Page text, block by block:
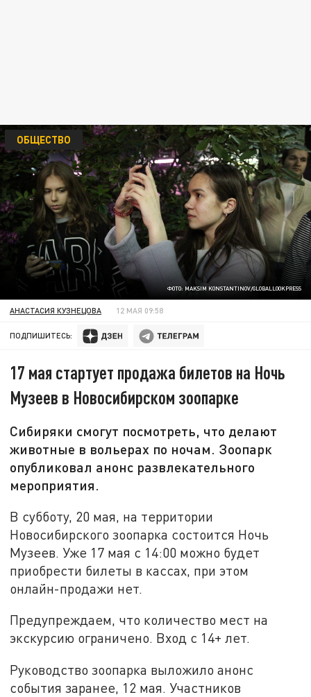
ФОТО: MAKSIM KONSTANTINOV/GLOBALLOOKPRESS
ОБЩЕСТВО
АНАСТАСИЯ КУЗНЕЦОВА 12 МАЯ 09:58
ПОДПИШИТЕСЬ:
17 мая стартует продажа билетов на Ночь
Музеев в Новосибирском зоопарке
Сибиряки смогут посмотреть, что делают
животные в вольерах по ночам. Зоопарк
опубликовал анонс развлекательного
мероприятия.
В субботу, 20 мая, на территории
Новосибирского зоопарка состоится Ночь
Музеев. Уже 17 мая с 14:00 можно будет
приобрести билеты в кассах, при этом
онлайн-продажи нет.
Предупреждаем, что количество мест на
экскурсию ограничено. Вход с 14+ лет.
Руководство зоопарка выложило анонс
события заранее, 12 мая. Участников